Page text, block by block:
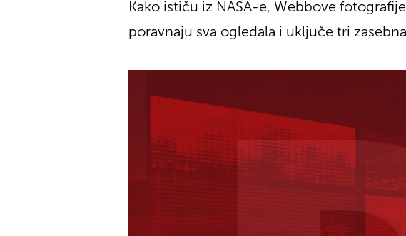
Kako ističu iz NASA-e, Webbove
poravnaju sva ogledala i uključe tri